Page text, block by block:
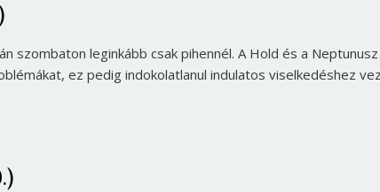
szombaton leginkább csak pihennél. A Hold és a Neptunusz
ez pedig indokolatlanul indulatos viselkedéshez